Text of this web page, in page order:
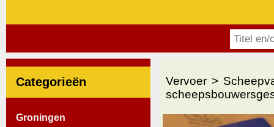
Categorieën
Groningen
Vervoer